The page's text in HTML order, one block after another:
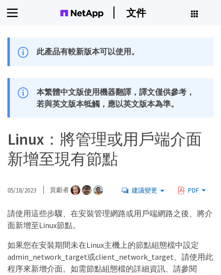
文件
此產品有較新版本可以使用。
本繁體中文版使用機器翻譯，譯文僅供參考，
若與英文版本牴觸，應以英文版本為準。
Linux：將管理或用戶端介面
新增至現有節點
05/18/2023 貢獻者 建議變更 PDF
請使用這些步驟、在安裝管理網路或用戶端網路之後、將介
面新增至Linux節點。
如果您在安裝期間未在Linux主機上的節點組態檔中設定
admin_network_target或client_network_target、請使用此
程序來新增介面。如需節點組態檔的詳細資訊、請參閱